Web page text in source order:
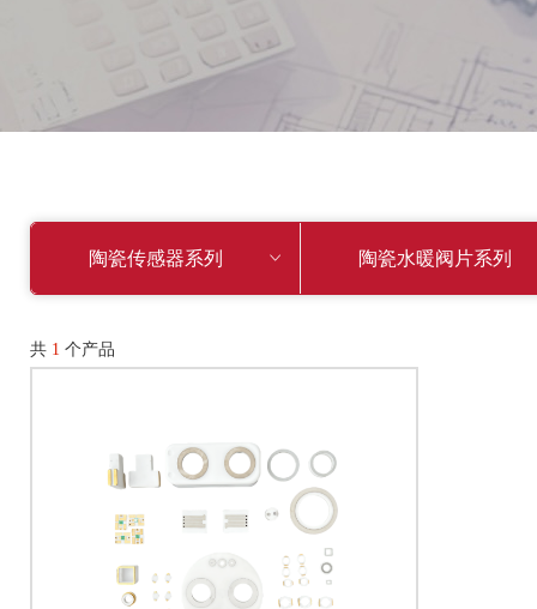
共 1 个产品
ꀁ
陶瓷传感器系列 陶瓷水暖阀片系列